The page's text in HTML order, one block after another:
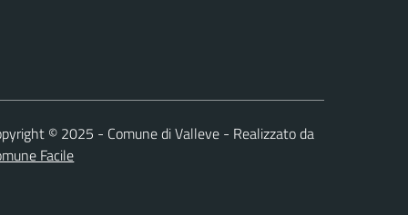
© 2025 - Comune di Valleve - Realizzato da
Facile